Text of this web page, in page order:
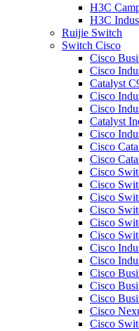
H3C
H3C
Ruijie Switch
Switch Cisco
Cisco
Cisco
Catalyst
Cisco
Cisco
Catalyst
Cisco
Cisco
Cisco
Cisco
Cisco
Cisco
Cisco
Cisco
Cisco
Cisco
Cisco
Cisco
Cisco
Cisco
Cisco
Cisco